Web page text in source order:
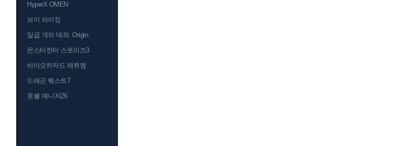
HyperX OMEN
브이 라이징
일곱 개의 대죄: Origin
몬스터헌터 스토리즈3
바이오하자드 레퀴엠
드래곤 퀘스트7
풋볼 매니저26